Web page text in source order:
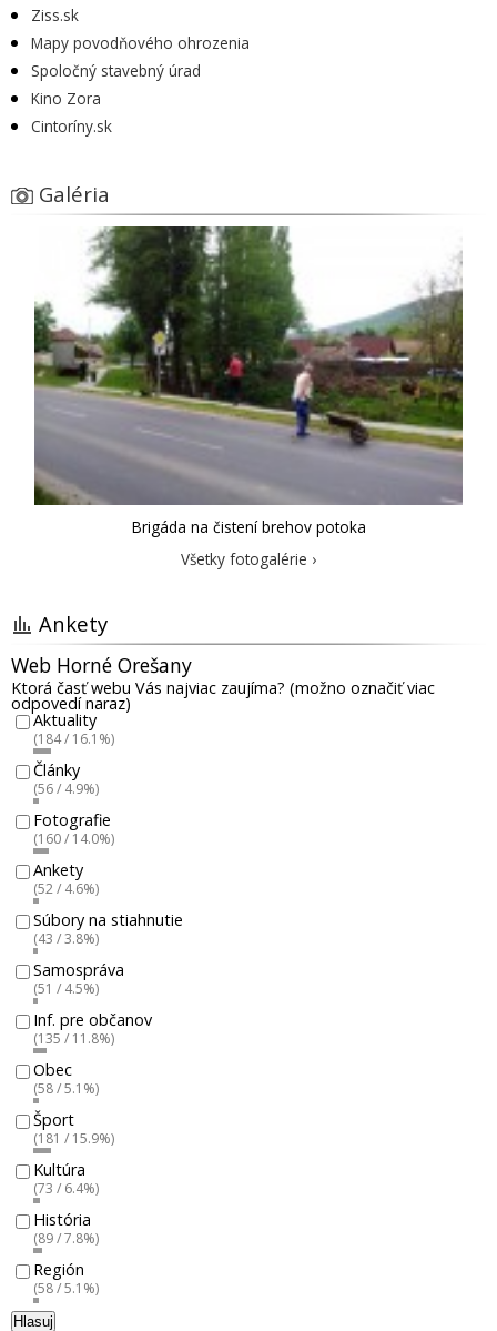
Ziss.sk
Mapy povodňového ohrozenia
Spoločný stavebný úrad
Kino Zora
Cintoríny.sk
Galéria
Brigáda na čistení brehov potoka
Všetky fotogalérie ›
Ankety
Web Horné Orešany
Ktorá časť webu Vás najviac zaujíma? (možno označiť viac
odpovedí naraz)
Aktuality
(184 / 16.1%)
Články
(56 / 4.9%)
Fotografie
(160 / 14.0%)
Ankety
(52 / 4.6%)
Súbory na stiahnutie
(43 / 3.8%)
Samospráva
(51 / 4.5%)
Inf. pre občanov
(135 / 11.8%)
Obec
(58 / 5.1%)
Šport
(181 / 15.9%)
Kultúra
(73 / 6.4%)
História
(89 / 7.8%)
Región
(58 / 5.1%)
Hlasuj